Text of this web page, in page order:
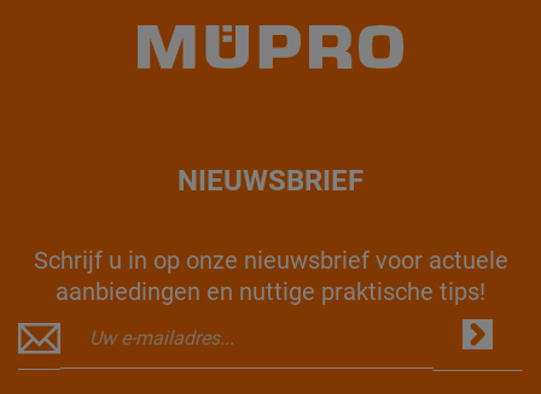
NIEUWSBRIEF
Schrijf u in op onze nieuwsbrief voor actuele
aanbiedingen en nuttige praktische tips!